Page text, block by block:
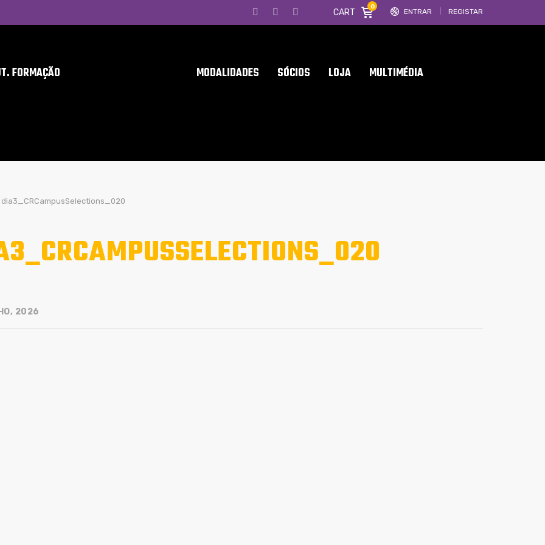
ENTRAR REGISTAR
CART
0
FORMAÇÃO MODALIDADES SÓCIOS LOJA MULTIMÉDIA
dia3_CRCampusSelections_020
2026